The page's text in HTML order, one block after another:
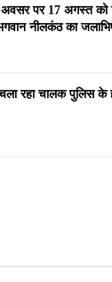
अवसर पर 17 अगस्त को
नीलकंठ का
रहा चालक पुलिस के